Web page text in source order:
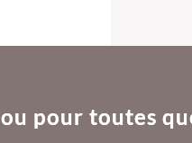
pour toutes